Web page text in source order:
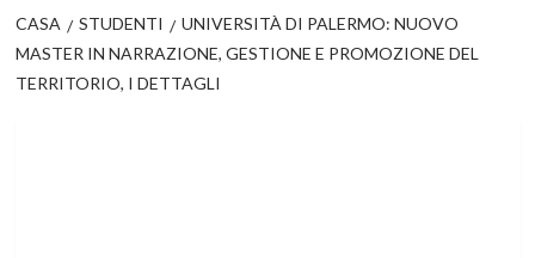
CASA STUDENTI
UNIVERSITÀ DI PALERMO: NUOVO
MASTER IN NARRAZIONE, GESTIONE E PROMOZIONE DEL
TERRITORIO, I DETTAGLI